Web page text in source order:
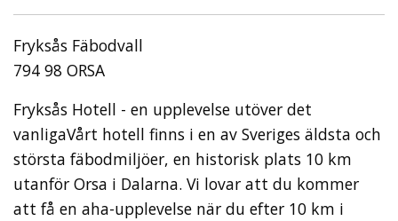
Fryksås Fäbodvall
794 98 ORSA
Fryksås Hotell - en upplevelse utöver det
vanligaVårt hotell finns i en av Sveriges äldsta och
största fäbodmiljöer, en historisk plats 10 km
utanför Orsa i Dalarna. Vi lovar att du kommer
att få en aha-upplevelse när du efter 10 km i